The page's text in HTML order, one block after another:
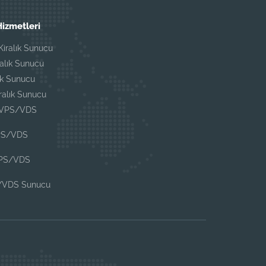
Sunucu
Sunucu
Sunucu
Sunucu
VDS
VDS
VDS
Sunucu